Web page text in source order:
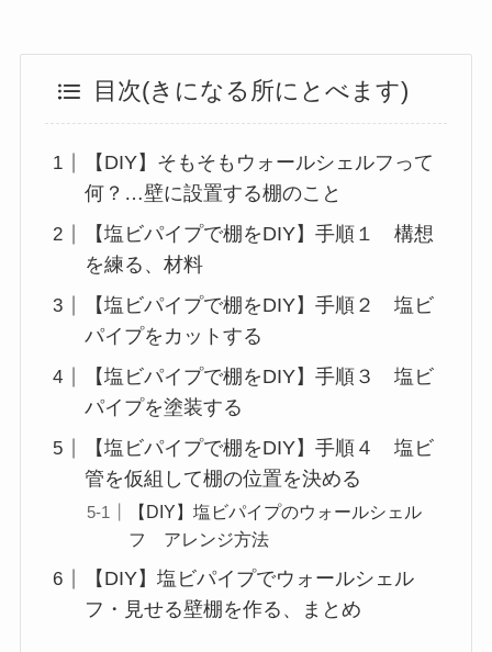
目次(きになる所にとべます)
【DIY】そもそもウォールシェルフって
何？…壁に設置する棚のこと
【塩ビパイプで棚をDIY】手順１ 構想
を練る、材料
【塩ビパイプで棚をDIY】手順２ 塩ビ
パイプをカットする
【塩ビパイプで棚をDIY】手順３ 塩ビ
パイプを塗装する
【塩ビパイプで棚をDIY】手順４ 塩ビ
管を仮組して棚の位置を決める
【DIY】塩ビパイプのウォールシェル
フ アレンジ方法
【DIY】塩ビパイプでウォールシェル
フ・見せる壁棚を作る、まとめ